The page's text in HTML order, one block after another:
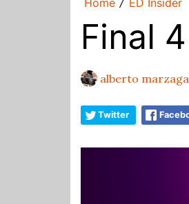
Home / ED Insider
Final
alberto
Twitter